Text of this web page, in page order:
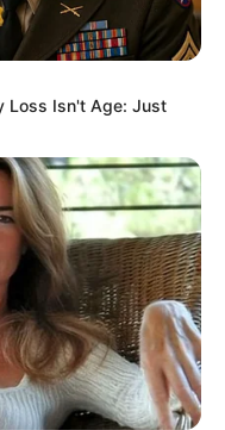
Loss Isn't Age: Just